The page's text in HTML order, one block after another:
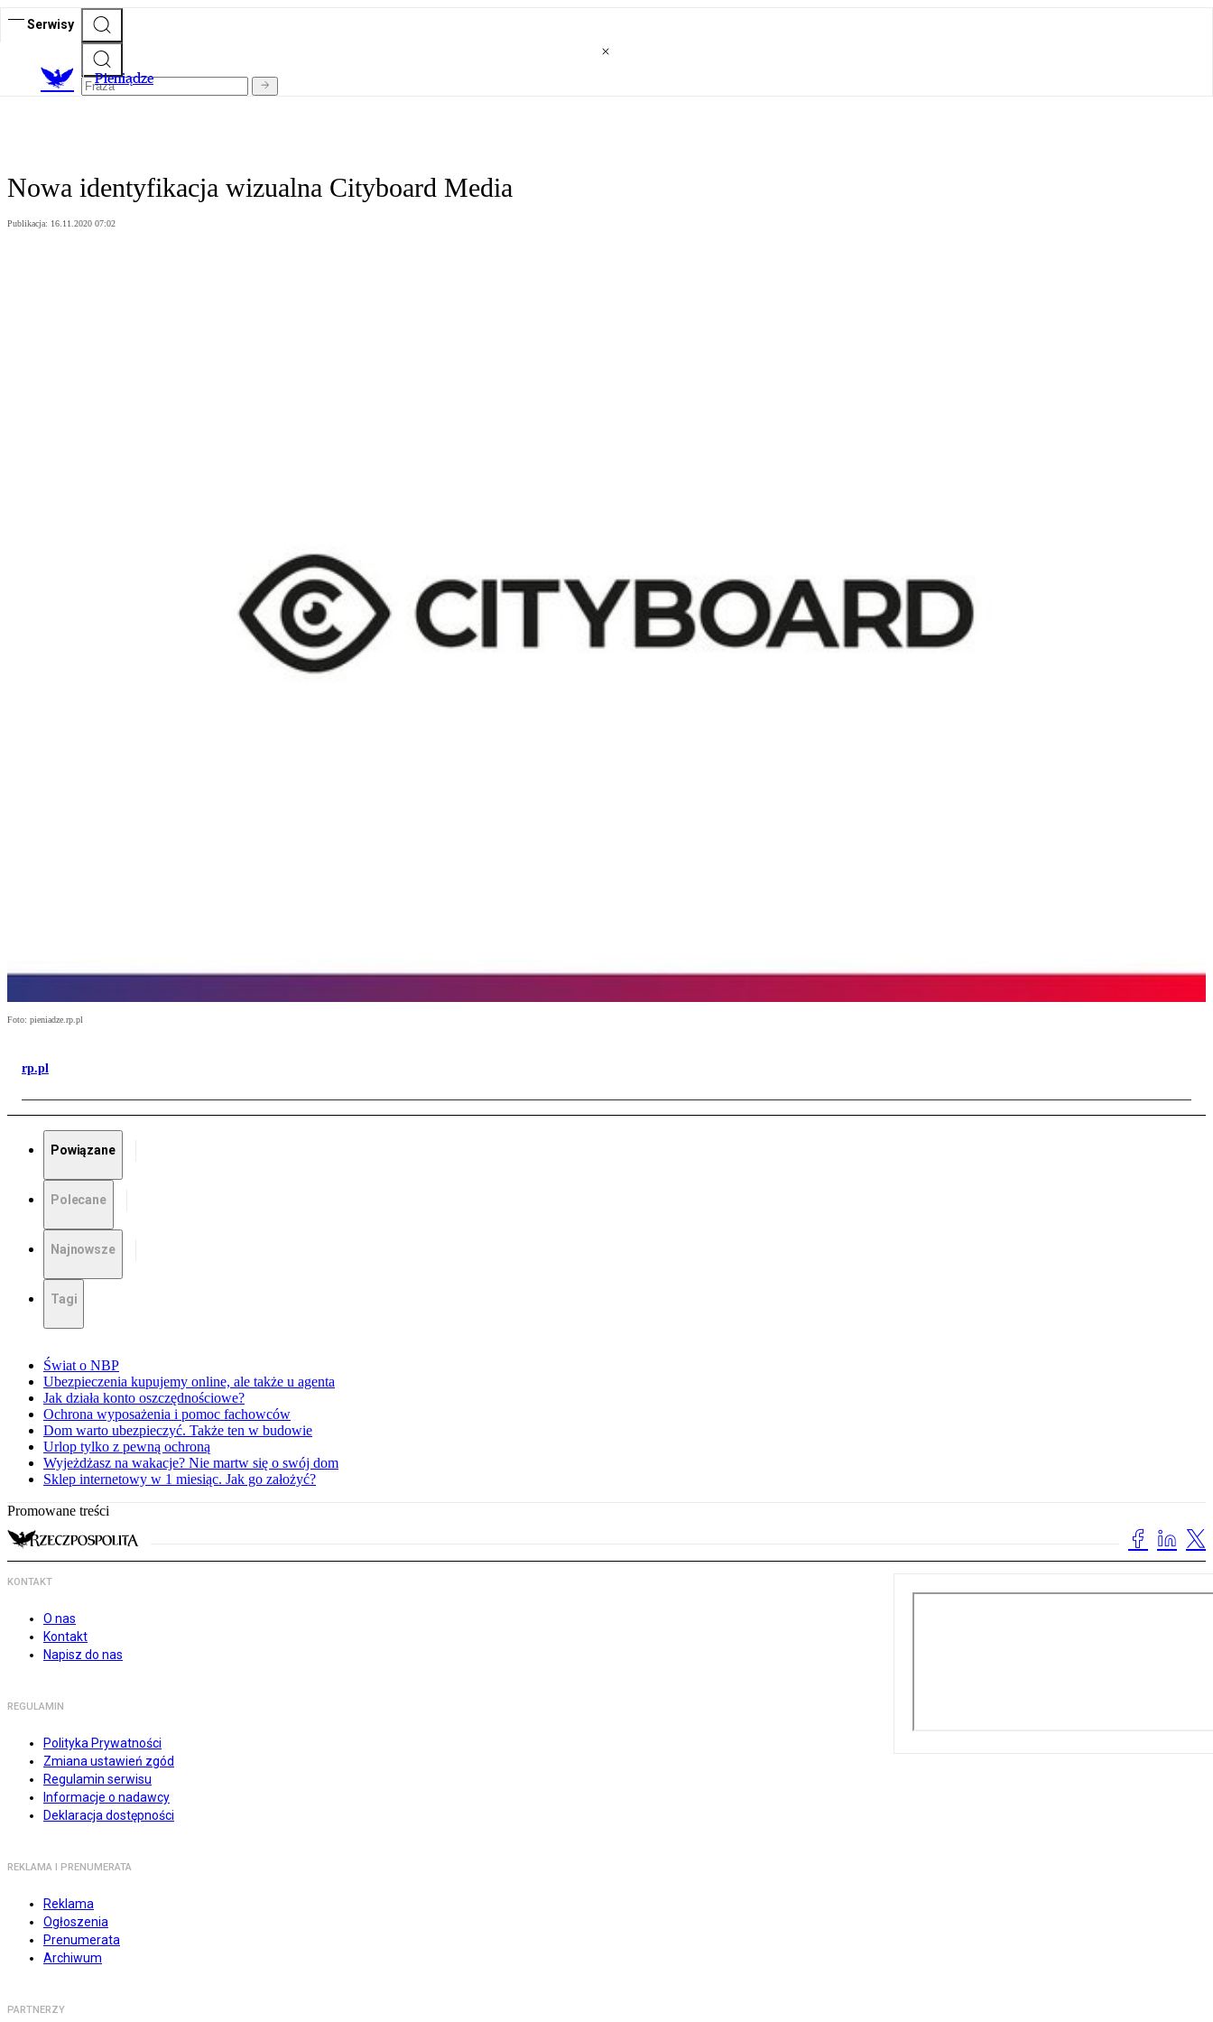
Serwisy
Pieniądze
Nowa identyfikacja wizualna Cityboard Media
Publikacja: 16.11.2020 07:02
Foto: pieniadze.rp.pl
rp.pl
Powiązane
Polecane
Najnowsze
Tagi
Świat o NBP
Ubezpieczenia kupujemy online, ale także u agenta
Jak działa konto oszczędnościowe?
Ochrona wyposażenia i pomoc fachowców
Dom warto ubezpieczyć. Także ten w budowie
Urlop tylko z pewną ochroną
Wyjeżdżasz na wakacje? Nie martw się o swój dom
Sklep internetowy w 1 miesiąc. Jak go założyć?
Promowane treści
KONTAKT
O nas
Kontakt
Napisz do nas
REGULAMIN
Polityka Prywatności
Zmiana ustawień zgód
Regulamin serwisu
Informacje o nadawcy
Deklaracja dostępności
REKLAMA I PRENUMERATA
Reklama
Ogłoszenia
Prenumerata
Archiwum
PARTNERZY